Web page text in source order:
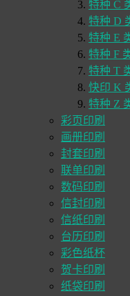
特种 C
特种 D
特种 E
特种 F
特种 T
快印 K
特种 Z
彩页印刷
画册印刷
封套印刷
联单印刷
数码印刷
信封印刷
信纸印刷
台历印刷
彩色纸杯
贺卡印刷
纸袋印刷